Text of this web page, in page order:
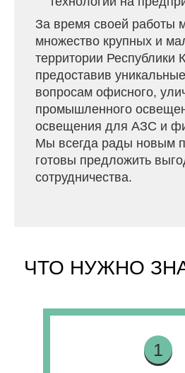
За время своей работы
множество крупных и
территории Республики
предоставив
вопросам офисного,
промышленного
освещения для АЗС и
Мы всегда рады новым
готовы предложить
сотрудничества.
ЧТО НУЖНО
1